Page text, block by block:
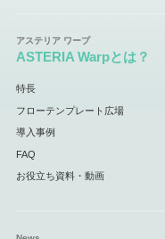
ASTERIA Warpとは？
特長
フローテンプレート広場
導入事例
FAQ
お役立ち資料・動画